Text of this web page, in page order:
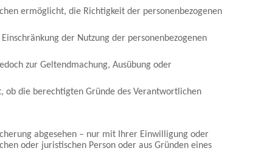
ermöglicht, die Richtigkeit der personenbezogenen
der Nutzung der personenbezogenen
zur Geltendmachung, Ausübung oder
die berechtigten Gründe des Verantwortlichen
abgesehen – nur mit Ihrer Einwilligung oder
oder juristischen Person oder aus Gründen eines